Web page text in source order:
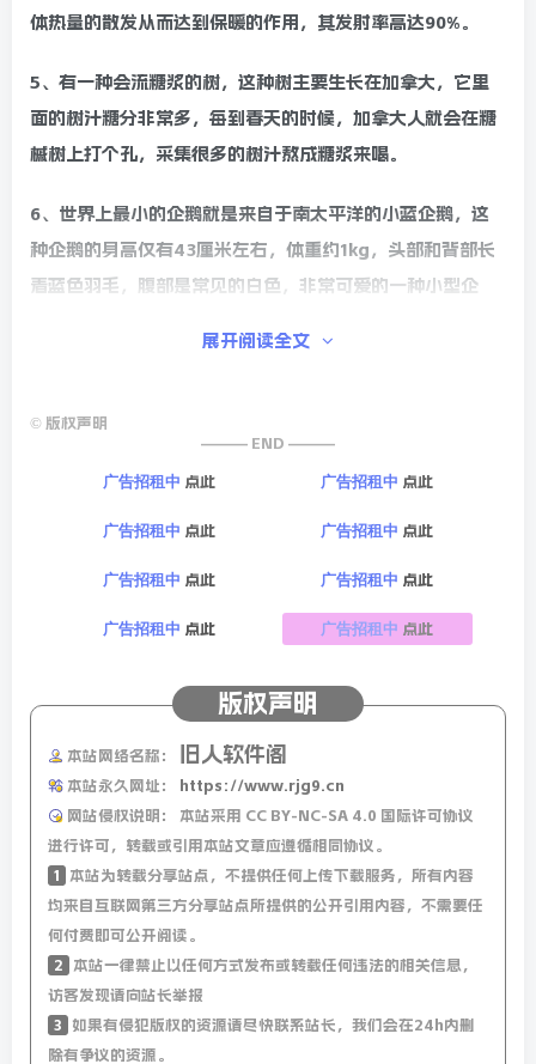
体热量的散发从而达到保暖的作用，其发射率高达90%。
5、有一种会流糖浆的树，这种树主要生长在加拿大，它里
面的树汁糖分非常多，每到春天的时候，加拿大人就会在糖
槭树上打个孔，采集很多的树汁熬成糖浆来喝。
6、世界上最小的企鹅就是来自于南太平洋的小蓝企鹅，这
种企鹅的身高仅有43厘米左右，体重约1kg，头部和背部长
着蓝色羽毛，腹部是常见的白色，非常可爱的一种小型企
很像云豹，栖息于东南亚的热带雨林和亚热带雨林区域，主
要以松鼠、果蝠、蛙类、小型爬行动物为食。
9、叶海龙是海洋中最会伪装的动物之一，长得很像一条
龙，它们经常会依附在海藻上面进行拟态，主食是糠虾，也
会吃些小型甲壳生物，但是因为它长得很美观，叶海龙也被
大量捕捞以及海洋环境的破坏，现在已经叶海龙的数量有所
减少。
10、保持最长时间不进食记录者是爱尔兰绝食抗议者基兰多
尔蒂，他在绝食73天后死去。
11、保质期短的牛奶更有营养吗？
牛奶的保质期长短
展开阅读全文
© 版权声明
——— END ———
广告招租中 点此 广告招租中 点此
广告招租中 点此 广告招租中 点此
广告招租中 点此 广告招租中 点此
广告招租中 点此 广告招租中 点此
版权声明
本站网络名称： 旧人软件阁
本站永久网址：
https://www.rjg9.cn
网站侵权说明：
本站采用 CC BY-NC-SA 4.0 国际许可协议
进行许可，转载或引用本站文章应遵循相同协议。
1
本站为转载分享站点，不提供任何上传下载服务，所有内容
均来自互联网第三方分享站点所提供的公开引用内容，不需要任
何付费即可公开阅读。
2
本站一律禁止以任何方式发布或转载任何违法的相关信息，
访客发现请向站长举报
3
如果有侵犯版权的资源请尽快联系站长，我们会在24h内删
除有争议的资源。